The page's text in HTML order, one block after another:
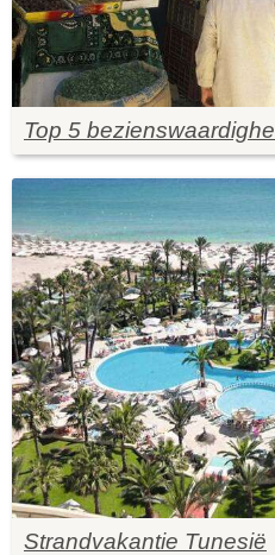
Top 5
Strandvakantie Tunesië